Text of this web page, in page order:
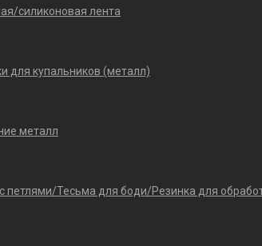
силиконовая лента
для купальников (металл)
металл
петлями/Тесьма для боди/Резинка для